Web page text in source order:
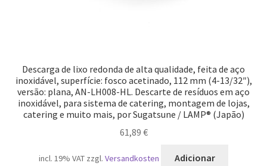
Descarga de lixo redonda de alta qualidade, feita de aço
inoxidável, superfície: fosco acetinado, 112 mm (4-13/32″),
versão: plana, AN-LH008-HL. Descarte de resíduos em aço
inoxidável, para sistema de catering, montagem de lojas,
catering e muito mais, por Sugatsune / LAMP® (Japão)
61,89 €
incl. 19% VAT zzgl. Versandkosten Adicionar